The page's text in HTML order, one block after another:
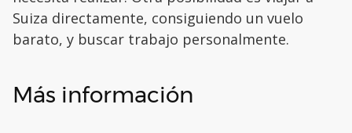
Suiza directamente, consiguiendo un vuelo
barato, y buscar trabajo personalmente.
Más información